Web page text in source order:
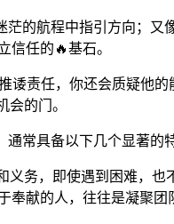
的航程中指引方向；
信任的🔥基石。
责任，你还会质疑他
的门。
常具备以下几个显著的
务，即使遇到困难，
献的人，往往是凝聚团